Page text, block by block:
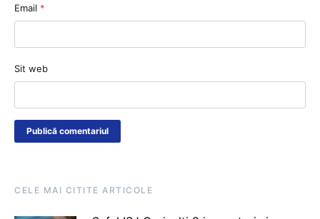
Email *
Sit web
CELE MAI CITITE ARTICOLE